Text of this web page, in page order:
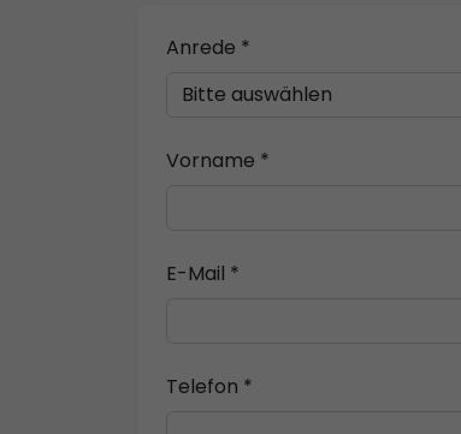
Anrede *
Vorname *
E-Mail *
Telefon *